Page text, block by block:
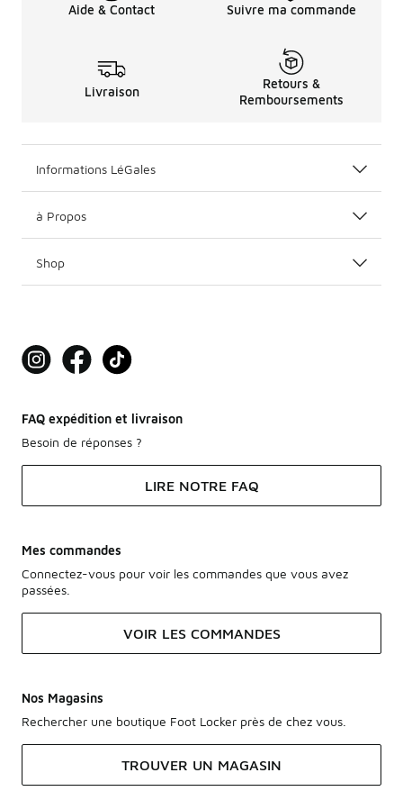
Aide & Contact Suivre ma commande
Livraison
Retours &
Remboursements
Informations LéGales
à Propos
Shop
FAQ expédition et livraison
Besoin de réponses ?
LIRE NOTRE FAQ
Mes commandes
Connectez-vous pour voir les commandes que vous avez
passées.
VOIR LES COMMANDES
Nos Magasins
Rechercher une boutique Foot Locker près de chez vous.
TROUVER UN MAGASIN